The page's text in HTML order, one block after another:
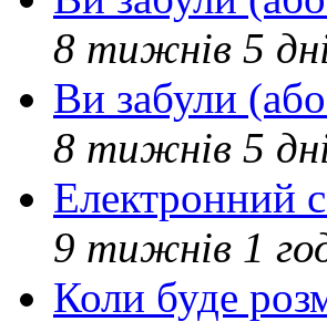
8 тижнів 5
Ви забули
8 тижнів 5
Електронний
9 тижнів 1
Коли буде